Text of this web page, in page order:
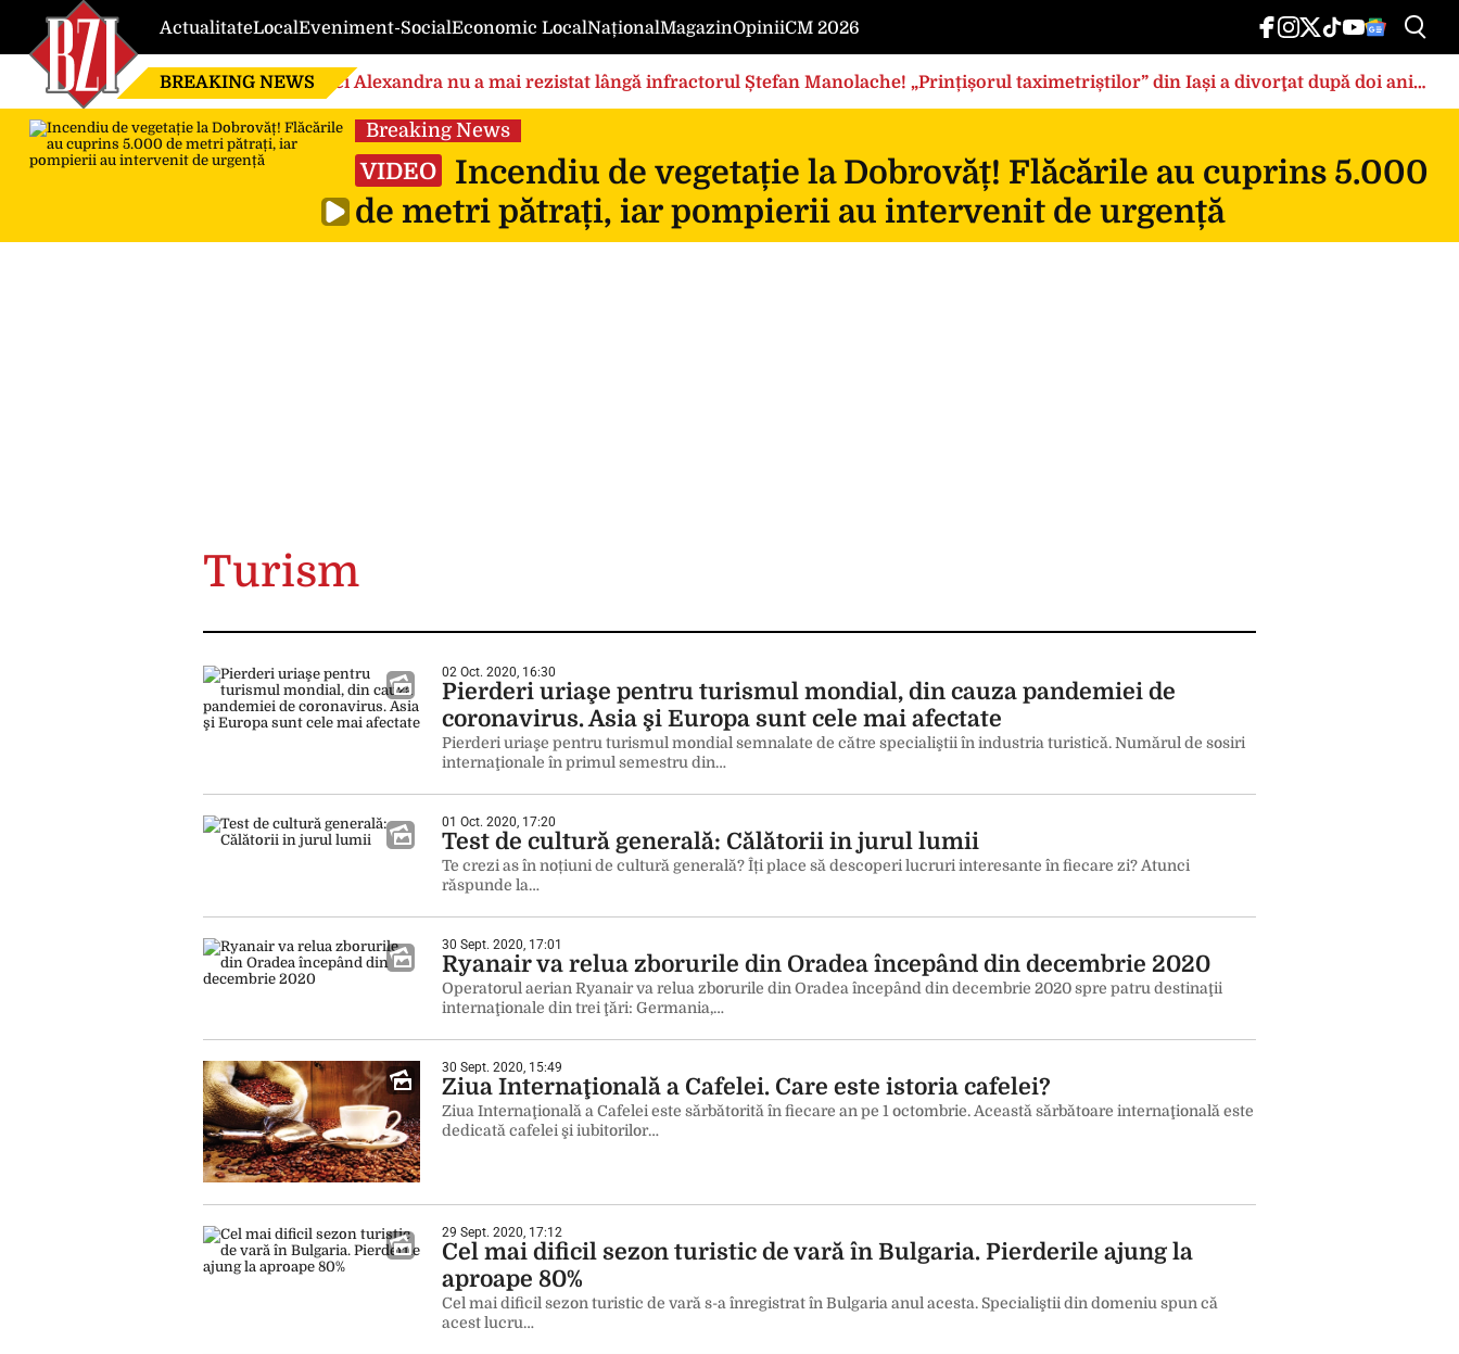
ActualitateLocalEveniment-SocialEconomic LocalNaționalMagazinOpiniiCM 2026
BREAKING NEWS Nici Alexandra nu a mai rezistat lângă infractorul Ștefan Manolache! „Prințișorul taximetriștilor” din Iași a divorţat după doi ani
de căsnicie
Breaking News
VIDEO
Incendiu de vegetație la Dobrovăț! Flăcările au cuprins 5.000
de metri pătrați, iar pompierii au intervenit de urgență
Turism
02 Oct. 2020, 16:30
Pierderi uriaşe pentru turismul mondial, din cauza pandemiei de
coronavirus. Asia şi Europa sunt cele mai afectate
Pierderi uriaşe pentru turismul mondial semnalate de către specialiştii în industria turistică. Numărul de sosiri
internaţionale în primul semestru din…
01 Oct. 2020, 17:20
Test de cultură generală: Călătorii in jurul lumii
Te crezi as în noțiuni de cultură generală? Îți place să descoperi lucruri interesante în fiecare zi? Atunci
răspunde la…
30 Sept. 2020, 17:01
Ryanair va relua zborurile din Oradea începând din decembrie 2020
Operatorul aerian Ryanair va relua zborurile din Oradea începând din decembrie 2020 spre patru destinaţii
internaţionale din trei ţări: Germania,…
30 Sept. 2020, 15:49
Ziua Internaţională a Cafelei. Care este istoria cafelei?
Ziua Internaţională a Cafelei este sărbătorită în fiecare an pe 1 octombrie. Această sărbătoare internaţională este
dedicată cafelei şi iubitorilor…
29 Sept. 2020, 17:12
Cel mai dificil sezon turistic de vară în Bulgaria. Pierderile ajung la
aproape 80%
Cel mai dificil sezon turistic de vară s-a înregistrat în Bulgaria anul acesta. Specialiştii din domeniu spun că
acest lucru…